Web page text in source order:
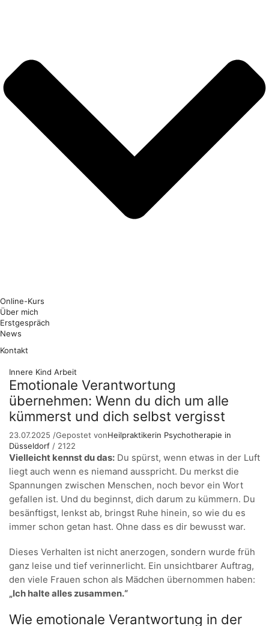
Online-Kurs
Über mich
Erstgespräch
News
Kontakt
Innere Kind Arbeit
Emotionale Verantwortung
übernehmen: Wenn du dich um alle
kümmerst und dich selbst vergisst
23.07.2025 /Gepostet vonHeilpraktikerin Psychotherapie in
Düsseldorf / 2122
Vielleicht kennst du das: Du spürst, wenn etwas in der Luft
liegt auch wenn es niemand ausspricht. Du merkst die
Spannungen zwischen Menschen, noch bevor ein Wort
gefallen ist. Und du beginnst, dich darum zu kümmern. Du
besänftigst, lenkst ab, bringst Ruhe hinein, so wie du es
immer schon getan hast. Ohne dass es dir bewusst war.
Dieses Verhalten ist nicht anerzogen, sondern wurde früh
ganz leise und tief verinnerlicht. Ein unsichtbarer Auftrag,
den viele Frauen schon als Mädchen übernommen haben:
„Ich halte alles zusammen.“
Wie emotionale Verantwortung in der